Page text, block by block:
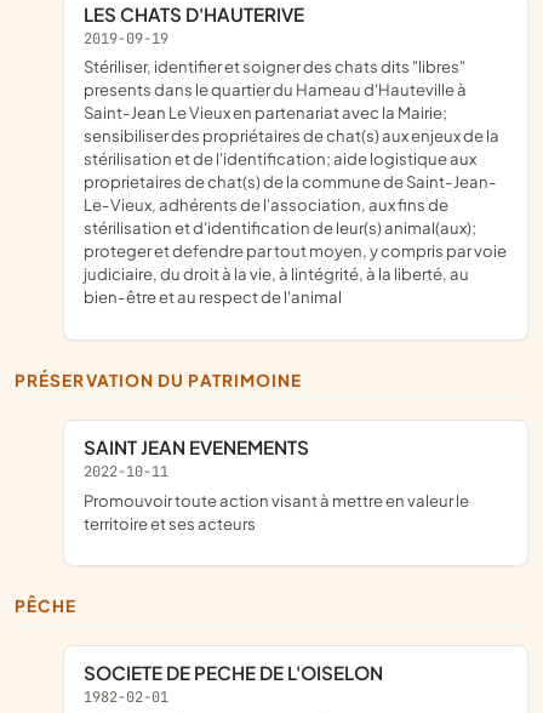
LES CHATS D'HAUTERIVE
2019-09-19
stériliser, identifier et soigner des chats dits "libres"
presents dans le quartier du Hameau d'Hauteville à
Saint-Jean Le Vieux en partenariat avec la Mairie;
sensibiliser des propriétaires de chat(s) aux enjeux de la
stérilisation et de l'identification; aide logistique aux
proprietaires de chat(s) de la commune de Saint-Jean-
Le-Vieux, adhérents de l'association, aux fins de
stérilisation et d'identification de leur(s) animal(aux);
proteger et defendre par tout moyen, y compris par voie
judiciaire, du droit à la vie, à lintégrité, à la liberté, au
bien-être et au respect de l'animal
PRÉSERVATION DU PATRIMOINE
SAINT JEAN EVENEMENTS
2022-10-11
promouvoir toute action visant à mettre en valeur le
territoire et ses acteurs
PÊCHE
SOCIETE DE PECHE DE L'OISELON
1982-02-01